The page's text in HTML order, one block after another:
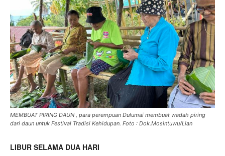
MEMBUAT PIRING DAUN , para perempuan Dulumai membuat wadah piring
dari daun untuk Festival Tradisi Kehidupan. Foto : Dok.Mosintuwu/Lian
LIBUR SELAMA DUA HARI